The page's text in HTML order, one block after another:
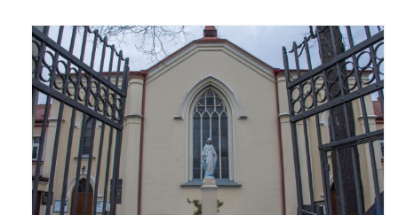
Droga Krzyżowa w parafii św. Jakuba
Apostoła w Częstochowie 2019
Imieniny Ks. Proboszcza 2019
Narodowy Dzień Pamięci “Żołnierzy
Wyklętych” 2019
Pielęgnacja drzew